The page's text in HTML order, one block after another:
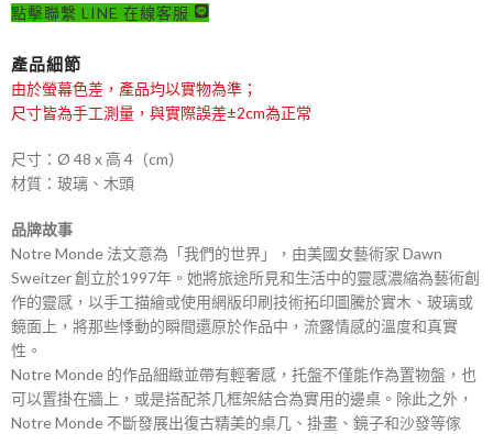
點擊聯繫 LINE 在線客服
產品細節
由於螢幕色差，產品均以實物為準；
尺寸皆為手工測量，與實際誤差±2cm為正常
尺寸：Ø 48 x 高 4（cm）
材質：玻璃、木頭
品牌故事
Notre Monde 法文意為「我們的世界」，由美國女藝術家 Dawn
Sweitzer 創立於1997年。她將旅途所見和生活中的靈感濃縮為藝術創
作的靈感，以手工描繪或使用網版印刷技術拓印圖騰於實木、玻璃或
鏡面上，將那些悸動的瞬間還原於作品中，流露情感的溫度和真實
性。
Notre Monde 的作品細緻並帶有輕奢感，托盤不僅能作為置物盤，也
可以置掛在牆上，或是搭配茶几框架結合為實用的邊桌。除此之外，
Notre Monde 不斷發展出復古精美的桌几、掛畫、鏡子和沙發等傢